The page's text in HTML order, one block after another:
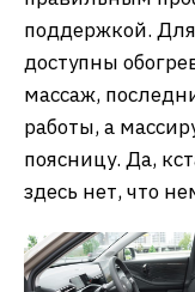
поддержкой.
доступны
массаж,
работы, а
поясницу. Да,
здесь нет, что